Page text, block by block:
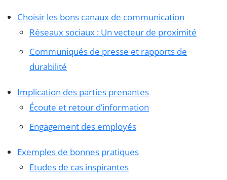
Choisir les bons canaux de communication
Réseaux sociaux : Un vecteur de proximité
Communiqués de presse et rapports de
durabilité
Implication des parties prenantes
Écoute et retour d’information
Engagement des employés
Exemples de bonnes pratiques
Etudes de cas inspirantes